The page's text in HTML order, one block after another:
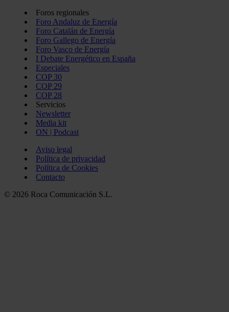
Foros regionales
Foro Andaluz de Energía
Foro Catalán de Energía
Foro Gallego de Energía
Foro Vasco de Energía
I Debate Energético en España
Especiales
COP 30
COP 29
COP 28
Servicios
Newsletter
Media kit
ON | Podcast
Aviso legal
Política de privacidad
Política de Cookies
Contacto
© 2026 Roca Comunicación S.L.